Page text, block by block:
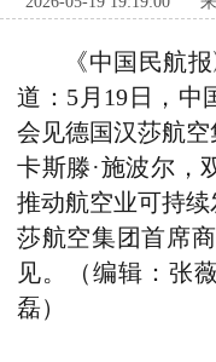
《中国民航
道：5月19日，中
会见德国汉莎航
卡斯滕·施波尔，
推动航空业可持
莎航空集团首席
见。（编辑：张
磊）